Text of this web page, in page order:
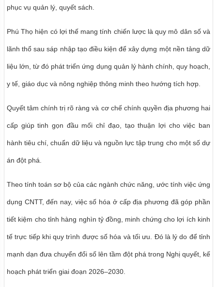
phục vụ quản lý, quyết sách.
Phú Thọ hiện có lợi thế mang tính chiến lược là quy mô dân số và
lãnh thổ sau sáp nhập tạo điều kiện để xây dựng một nền tảng dữ
liệu lớn, từ đó phát triển ứng dụng quản lý hành chính, quy hoạch,
y tế, giáo dục và nông nghiệp thông minh theo hướng tích hợp.
Quyết tâm chính trị rõ ràng và cơ chế chính quyền địa phương hai
cấp giúp tinh gọn đầu mối chỉ đạo, tạo thuận lợi cho việc ban
hành tiêu chí, chuẩn dữ liệu và nguồn lực tập trung cho một số dự
án đột phá.
Theo tính toán sơ bộ của các ngành chức năng, ước tính việc ứng
dụng CNTT, đến nay, việc số hóa ở cấp địa phương đã góp phần
tiết kiệm cho tỉnh hàng nghìn tỷ đồng, minh chứng cho lợi ích kinh
tế trực tiếp khi quy trình được số hóa và tối ưu. Đó là lý do để tỉnh
mạnh dạn đưa chuyển đổi số lên tầm đột phá trong Nghị quyết, kế
hoạch phát triển giai đoạn 2026–2030.